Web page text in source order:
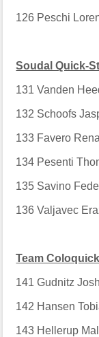
126 Peschi
Soudal Quick-
131 Vanden
132 Schoofs
133 Favero
134 Pesenti
135 Savino
136 Valjavec
Team Coloquick
141 Gudnitz
142 Hansen
143 Hellerup